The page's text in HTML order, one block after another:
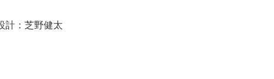
計：芝野健太